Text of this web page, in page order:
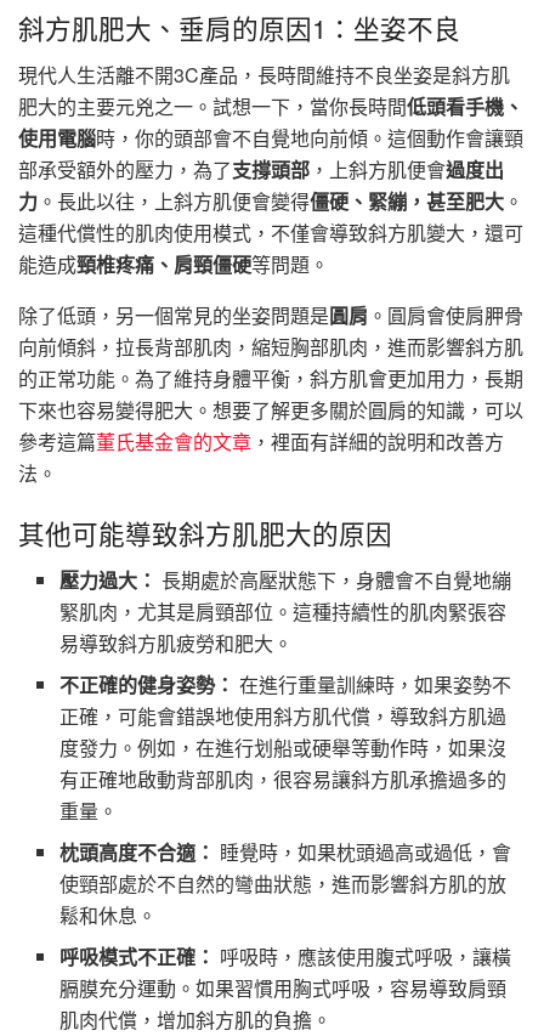
斜方肌肥大、垂肩的原因1：坐姿不良
現代人生活離不開3C產品，長時間維持不良坐姿是斜方肌
肥大的主要元兇之一。試想一下，當你長時間低頭看手機、
使用電腦時，你的頭部會不自覺地向前傾。這個動作會讓頸
部承受額外的壓力，為了支撐頭部 ，上斜方肌便會過度出
力 。長此以往，上斜方肌便會變得僵硬、緊繃，甚至肥大 。
這種代償性的肌肉使用模式，不僅會導致斜方肌變大，還可
能造成頸椎疼痛、肩頸僵硬等問題。
除了低頭，另一個常見的坐姿問題是圓肩 。圓肩會使肩胛骨
向前傾斜，拉長背部肌肉，縮短胸部肌肉，進而影響斜方肌
的正常功能。為了維持身體平衡，斜方肌會更加用力，長期
下來也容易變得肥大。想要了解更多關於圓肩的知識，可以
參考這篇董氏基金會的文章 ，裡面有詳細的說明和改善方
法。
其他可能導致斜方肌肥大的原因
壓力過大： 長期處於高壓狀態下，身體會不自覺地繃
緊肌肉，尤其是肩頸部位。這種持續性的肌肉緊張容
易導致斜方肌疲勞和肥大。
不正確的健身姿勢： 在進行重量訓練時，如果姿勢不
正確，可能會錯誤地使用斜方肌代償，導致斜方肌過
度發力。例如，在進行划船或硬舉等動作時，如果沒
有正確地啟動背部肌肉，很容易讓斜方肌承擔過多的
重量。
枕頭高度不合適： 睡覺時，如果枕頭過高或過低，會
使頸部處於不自然的彎曲狀態，進而影響斜方肌的放
鬆和休息。
呼吸模式不正確： 呼吸時，應該使用腹式呼吸，讓橫
膈膜充分運動。如果習慣用胸式呼吸，容易導致肩頸
肌肉代償，增加斜方肌的負擔。